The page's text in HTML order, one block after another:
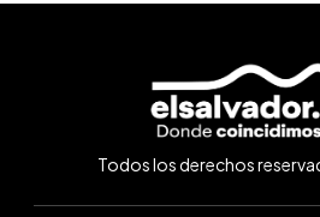
Todos los derechos